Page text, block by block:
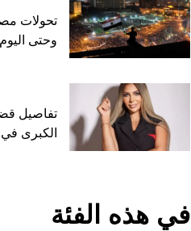
وحتى اليوم
تفاصيل
الكبرى في
في هذه الفئة